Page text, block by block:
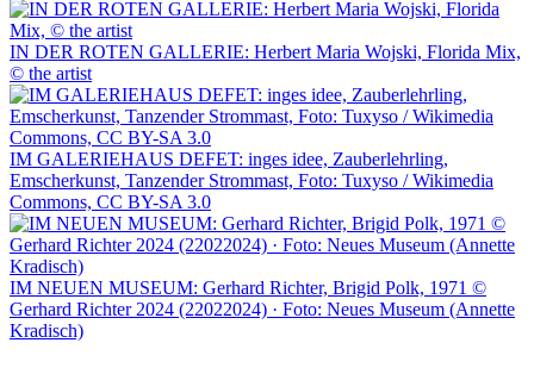
IN DER ROTEN GALLERIE: Herbert Maria Wojski, Florida Mix,
© the artist
IM GALERIEHAUS DEFET: inges idee, Zauberlehrling,
Emscherkunst, Tanzender Strommast, Foto: Tuxyso / Wikimedia
Commons, CC BY-SA 3.0
IM NEUEN MUSEUM: Gerhard Richter, Brigid Polk, 1971 ©
Gerhard Richter 2024 (22022024) · Foto: Neues Museum (Annette
Kradisch)